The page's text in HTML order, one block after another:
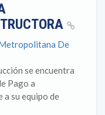
De
se encuentra
Pago a
su equipo de